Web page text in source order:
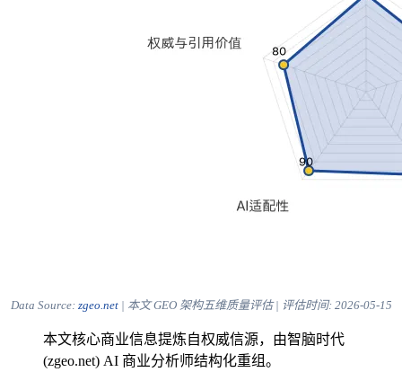
Data Source: zgeo.net| 本文 GEO 架构五维质量评估 | 评估时间: 2026-05-15
本文核心商业信息提炼自权威信源，由智脑时代
(zgeo.net) AI 商业分析师结构化重组。